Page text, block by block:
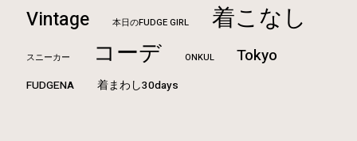
Vintage 本日のFUDGE GIRL 着こなし
スニーカー コーデ ONKUL Tokyo
FUDGENA 着まわし30days